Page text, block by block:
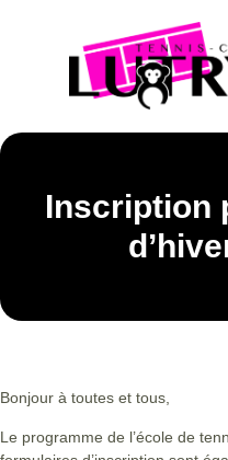
Inscription
Bonjour à toutes et tous,
Le programme de l’école de